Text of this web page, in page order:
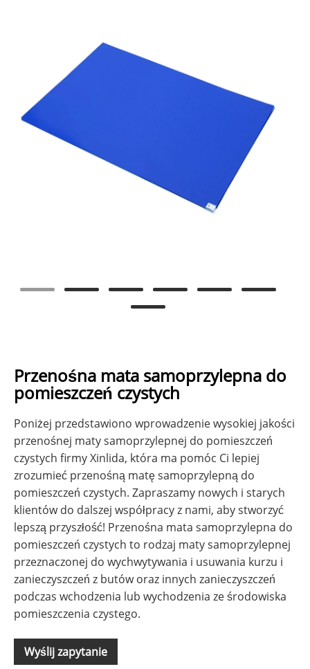
Przenośna mata samoprzylepna do
pomieszczeń czystych
Poniżej przedstawiono wprowadzenie wysokiej jakości
przenośnej maty samoprzylepnej do pomieszczeń
czystych firmy Xinlida, która ma pomóc Ci lepiej
zrozumieć przenośną matę samoprzylepną do
pomieszczeń czystych. Zapraszamy nowych i starych
klientów do dalszej współpracy z nami, aby stworzyć
lepszą przyszłość! Przenośna mata samoprzylepna do
pomieszczeń czystych to rodzaj maty samoprzylepnej
przeznaczonej do wychwytywania i usuwania kurzu i
zanieczyszczeń z butów oraz innych zanieczyszczeń
podczas wchodzenia lub wychodzenia ze środowiska
pomieszczenia czystego.
Wyślij zapytanie